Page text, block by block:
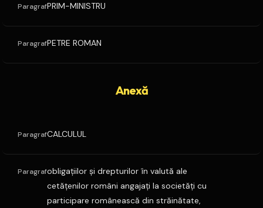
ParagrafPRIM-MINISTRU
ParagrafPETRE ROMAN
Anexă
ParagrafCALCULUL
Paragrafobligaţiilor şi drepturilor în valută ale
cetăţenilor români angajaţi la societăţi cu
participare românească din străinătate,